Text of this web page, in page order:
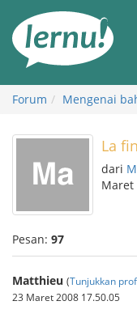
daftar
Forum Mengenai
La
dari
Maret
Pesan: 97
Matthieu (Tunjukkan
23 Maret 2008 17.50.05